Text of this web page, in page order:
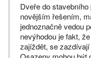
Dveře do
novějším řešením,
jednoznačně vedou
nevýhodou je fakt,
zajíždět, se